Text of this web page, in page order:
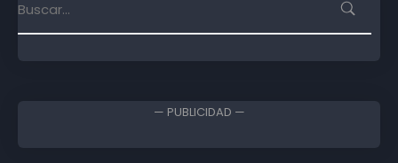
— PUBLICIDAD —